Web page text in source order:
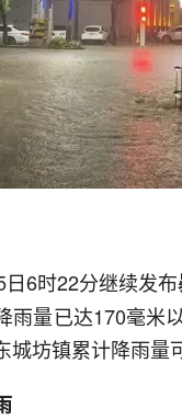
6时22分继续发布
量已达170毫米
坊镇累计降雨量